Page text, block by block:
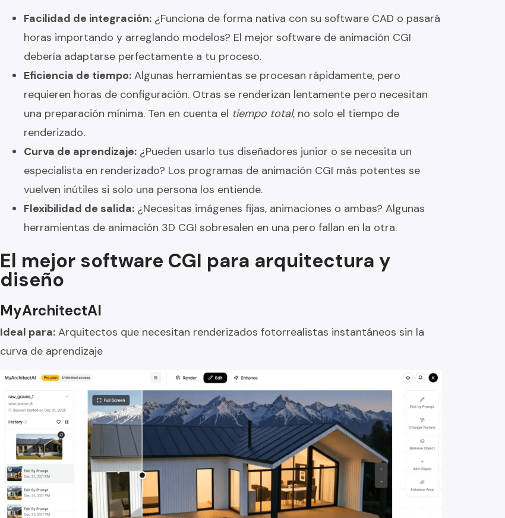
Facilidad de integración:¿Funciona de forma nativa con su software CAD o pasará
horas importando y arreglando modelos? El mejor software de animación CGI
debería adaptarse perfectamente a tu proceso.
Eficiencia de tiempo:Algunas herramientas se procesan rápidamente, pero
requieren horas de configuración. Otras se renderizan lentamente pero necesitan
una preparación mínima. Ten en cuenta el tiempo total, no solo el tiempo de
renderizado.
Curva de aprendizaje:¿Pueden usarlo tus diseñadores junior o se necesita un
especialista en renderizado? Los programas de animación CGI más potentes se
vuelven inútiles si solo una persona los entiende.
Flexibilidad de salida:¿Necesitas imágenes fijas, animaciones o ambas? Algunas
herramientas de animación 3D CGI sobresalen en una pero fallan en la otra.
El mejor software CGI para arquitectura y
diseño
MyArchitectAI
Ideal para:Arquitectos que necesitan renderizados fotorrealistas instantáneos sin la
curva de aprendizaje